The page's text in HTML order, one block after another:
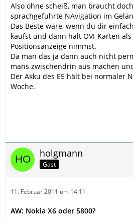
Also ohne scheiß, man braucht
sprachgeführte NAvigation im
Das Beste wäre, wenn du dir
kaufst und dann halt OVI-Karten
Positionsanzeige nimmst.
Da man das ja dann auch nicht
mans zwischendrin aus machen
Der Akku des E5 hält bei normaler
Woche.
holgmann
Gast
11. Februar 2011 um 14:11
AW: Nokia X6 oder 5800?